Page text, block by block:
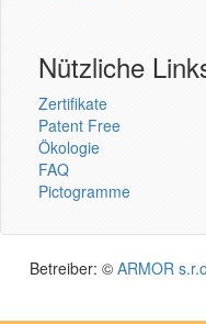
v novém e-shopu
Nützliche
Zertifikate
Patent Free
Ökologie
FAQ
Pictogramme
Betreiber: © ARMOR